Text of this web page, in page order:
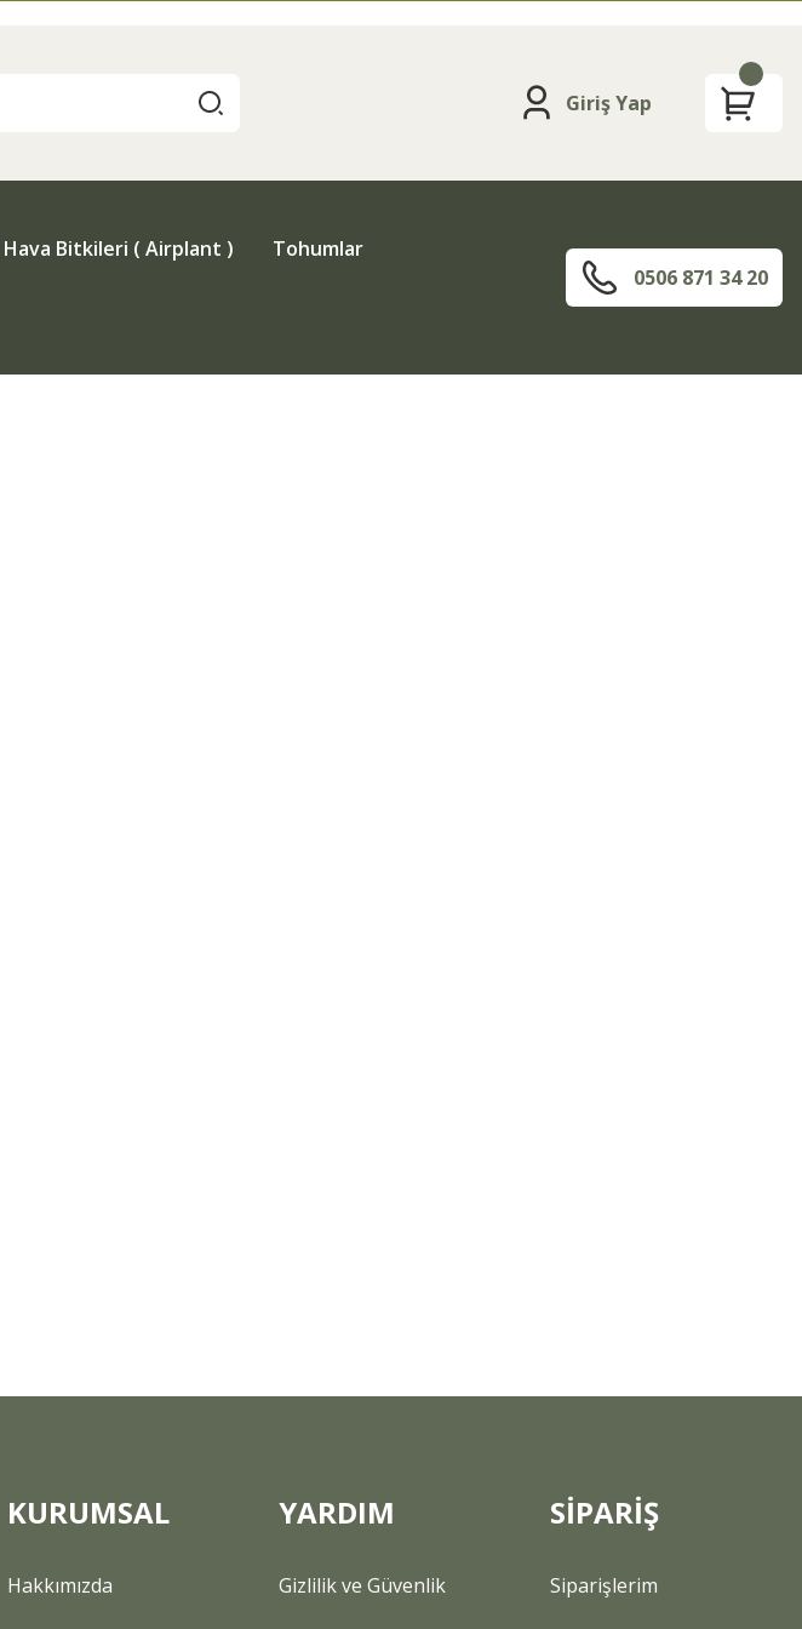
Giriş Yap
Hava Bitkileri ( Airplant ) Tohumlar
0506 871 34 20
KURUMSAL
Hakkımızda
YARDIM
Gizlilik ve Güvenlik
SİPARİŞ
Siparişlerim